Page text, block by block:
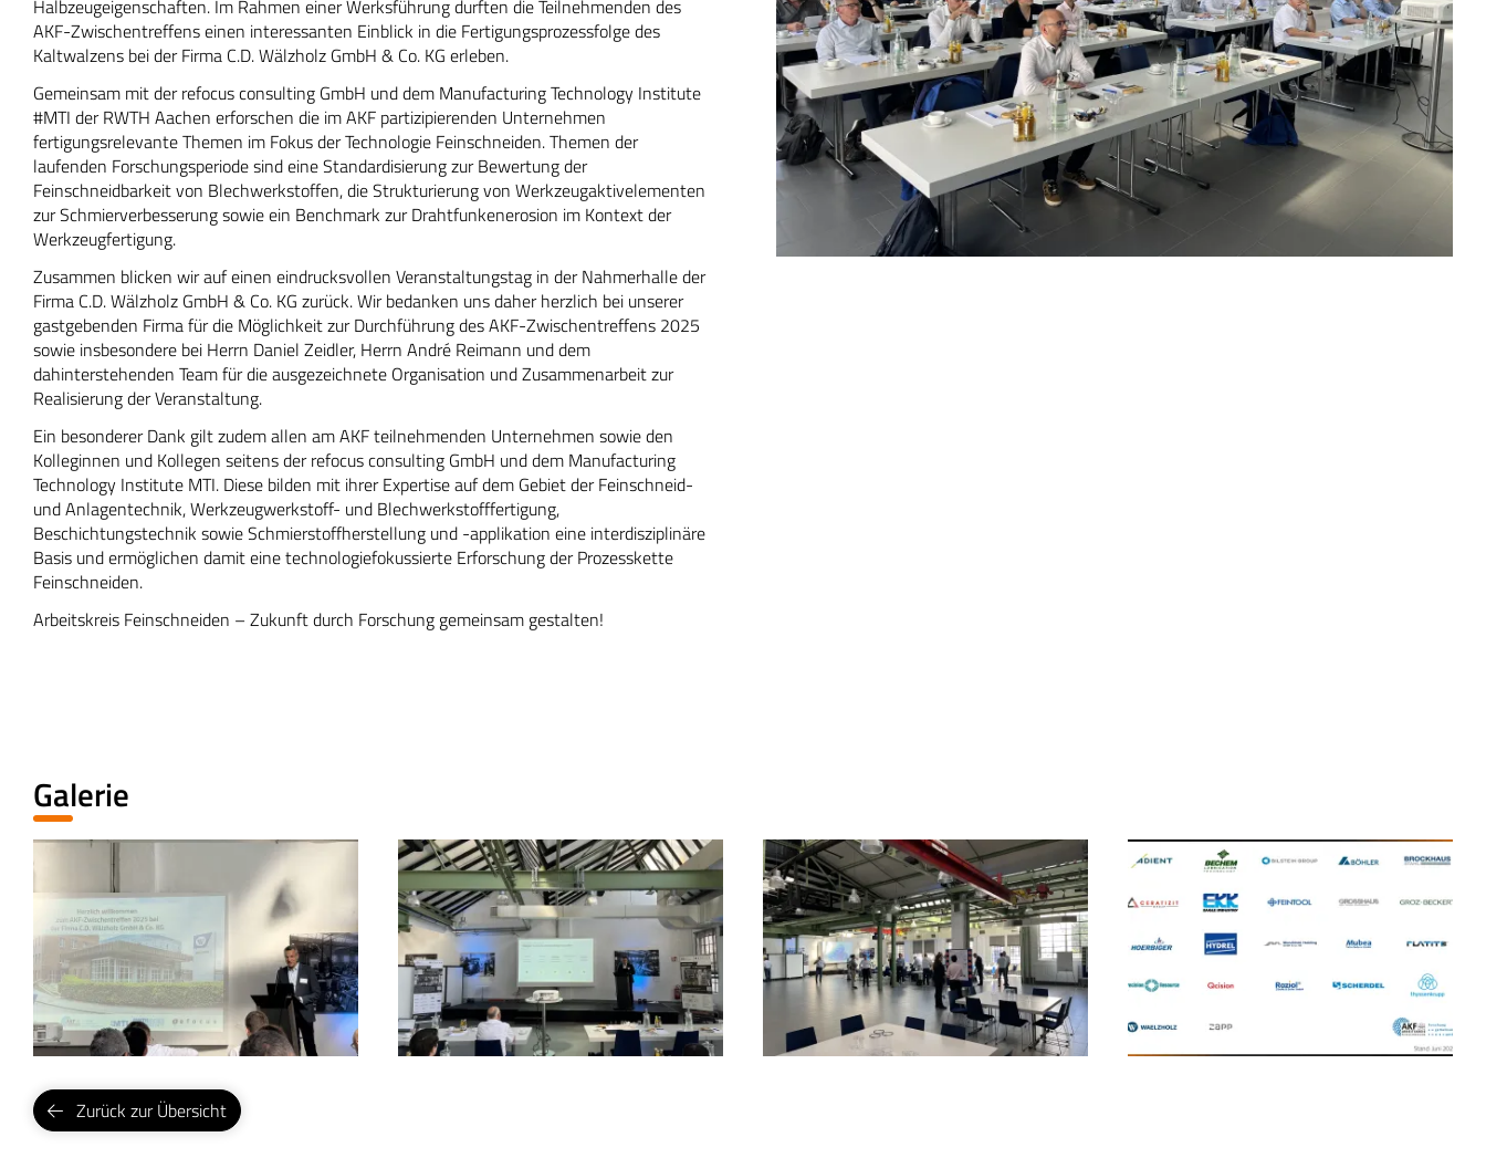
Halbzeugeigenschaften. Im Rahmen einer Werksführung durften die Teilnehmenden des
AKF-Zwischentreffens einen interessanten Einblick in die Fertigungsprozessfolge des
Kaltwalzens bei der Firma C.D. Wälzholz GmbH & Co. KG erleben.
Gemeinsam mit der refocus consulting GmbH und dem Manufacturing Technology Institute
#MTI der RWTH Aachen erforschen die im AKF partizipierenden Unternehmen
fertigungsrelevante Themen im Fokus der Technologie Feinschneiden. Themen der
laufenden Forschungsperiode sind eine Standardisierung zur Bewertung der
Feinschneidbarkeit von Blechwerkstoffen, die Strukturierung von Werkzeugaktivelementen
zur Schmierverbesserung sowie ein Benchmark zur Drahtfunkenerosion im Kontext der
Werkzeugfertigung.
Zusammen blicken wir auf einen eindrucksvollen Veranstaltungstag in der Nahmerhalle der
Firma C.D. Wälzholz GmbH & Co. KG zurück. Wir bedanken uns daher herzlich bei unserer
gastgebenden Firma für die Möglichkeit zur Durchführung des AKF-Zwischentreffens 2025
sowie insbesondere bei Herrn Daniel Zeidler, Herrn André Reimann und dem
dahinterstehenden Team für die ausgezeichnete Organisation und Zusammenarbeit zur
Realisierung der Veranstaltung.
Ein besonderer Dank gilt zudem allen am AKF teilnehmenden Unternehmen sowie den
Kolleginnen und Kollegen seitens der refocus consulting GmbH und dem Manufacturing
Technology Institute MTI. Diese bilden mit ihrer Expertise auf dem Gebiet der Feinschneid-
und Anlagentechnik, Werkzeugwerkstoff- und Blechwerkstofffertigung,
Beschichtungstechnik sowie Schmierstoffherstellung und -applikation eine interdisziplinäre
Basis und ermöglichen damit eine technologiefokussierte Erforschung der Prozesskette
Feinschneiden.
Arbeitskreis Feinschneiden – Zukunft durch Forschung gemeinsam gestalten!
Galerie
Zurück zur Übersicht